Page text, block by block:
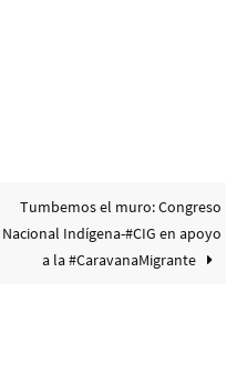
Tumbemos el muro: Congreso
Nacional Indígena-#CIG en apoyo
a la #CaravanaMigrante